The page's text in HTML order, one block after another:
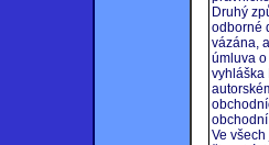
Druhý
odborné
vázána,
úmluva
vyhláška
Ve